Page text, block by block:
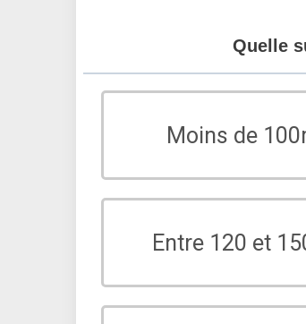
Quelle
Moins de
Entre 120 et